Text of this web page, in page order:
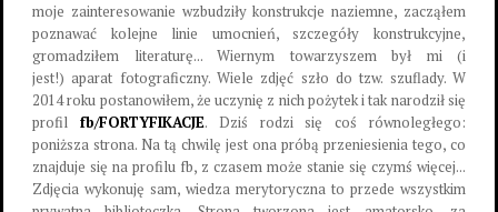
moje zainteresowanie wzbudziły konstrukcje naziemne, zacząłem
poznawać kolejne linie umocnień, szczegóły konstrukcyjne,
gromadziłem literaturę... Wiernym towarzyszem był mi (i
jest!) aparat fotograficzny. Wiele zdjęć szło do tzw. szuflady. W
2014 roku postanowiłem, że uczynię z nich pożytek i tak narodził się
profil fb/FORTYFIKACJE. Dziś rodzi się coś równoległego:
poniższa strona. Na tą chwilę jest ona próbą przeniesienia tego, co
znajduje się na profilu fb, z czasem może stanie się czymś więcej...
Zdjęcia wykonuję sam, wiedza merytoryczna to przede wszystkim